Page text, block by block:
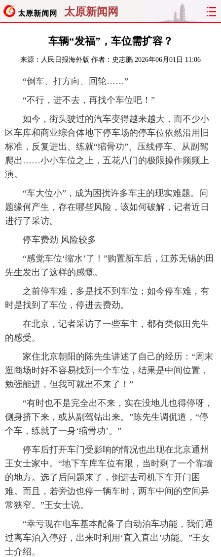
太原新闻网
聚焦 太原
经济 关注 文明 出行
纵横 曝光
看天下 晋月读 最太原 网罗民生
太原日报 太原晚报 热评 社区
车辆“发福”，车位需扩容？
来源： 人民日报海外版 作者：史志鹏 2026年06月01日 11:06
“倒车、打方向、回轮……”
“不行，进不去，再找个车位吧！”
如今，街头驶过的汽车变得越来越大，而不少小
区车库和商业综合体地下停车场的停车位依然沿用旧
标准，反复进出、练就“缩骨功”、压线停车、从副驾
爬出……小小车位之上，五花八门的极限操作频频上
演。
“车大位小”，成为困扰许多车主的现实难题。问
题缘何产生，存在哪些风险，该如何破解，记者近日
进行了采访。
停车费劲 风险较多
“感觉车位‘缩水’了！”购置新车后，江苏无锡的田
先生发出了这样的感慨。
之前停车难，多是找不到车位；如今停车难，有
时是找到了车位，停进去费劲。
在北京，记者采访了一些车主，都有类似田先生
的感受。
家住北京朝阳的陈先生讲述了自己的经历：“周末
逛商场时好不容易找到一个车位，结果是中间位置，
勉强能进，但我可就出不来了！”
“有时也不是完全出不来，实在没地儿也得停呀，
侧身挤下来，或从副驾钻出来。”陈先生调侃道，“停
个车，练就了一身‘缩骨功’。”
停车后打开车门受影响的情况也出现在北京通州
王女士家中。“地下车库车位有限，当时剩了一个靠墙
的地方。选了后问题来了，倒进去司机下车开门困
难。而且，若旁边也停一辆车时，两车中间的空间异
常狭窄。”王女士说。
“幸亏现在电车基本配备了自动泊车功能，我们通
过离车泊入停好，出来时利用‘直入直出’功能。”王女
士介绍。